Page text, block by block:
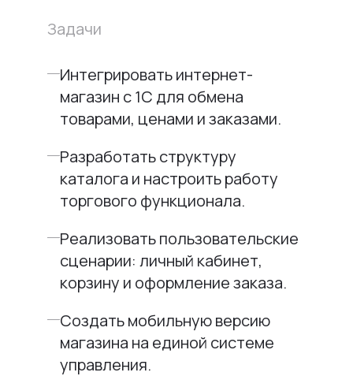
Задачи
Интегрировать интернет-
магазин с 1С для обмена
товарами, ценами и заказами.
Разработать структуру
каталога и настроить работу
торгового функционала.
Реализовать пользовательские
сценарии: личный кабинет,
корзину и оформление заказа.
Создать мобильную версию
магазина на единой системе
управления.